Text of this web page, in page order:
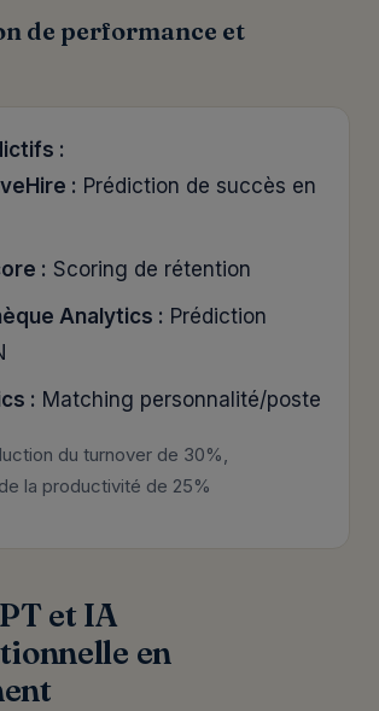
de performance et
:
: Prédiction de succès en
: Scoring de rétention
Analytics : Prédiction
: Matching personnalité/poste
du turnover de 30%,
la productivité de 25%
et IA
en